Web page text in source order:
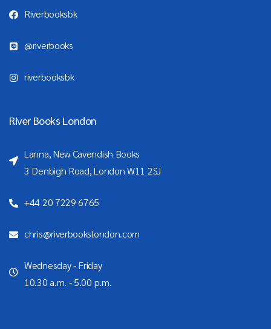
Riverbooksbk
@riverbooks
riverbooksbk
River Books London
Lanna, New Cavendish Books
3 Denbigh Road, London W11 2SJ
+44 20 7229 6765
chris@riverbookslondon.com
Wednesday - Friday
10.30 a.m. - 5.00 p.m.